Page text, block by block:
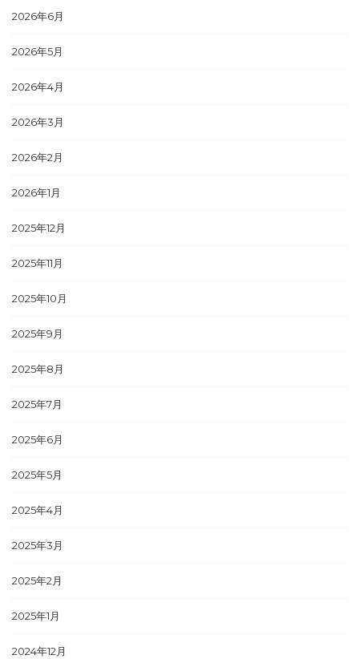
2026年6月
2026年5月
2026年4月
2026年3月
2026年2月
2026年1月
2025年12月
2025年11月
2025年10月
2025年9月
2025年8月
2025年7月
2025年6月
2025年5月
2025年4月
2025年3月
2025年2月
2025年1月
2024年12月